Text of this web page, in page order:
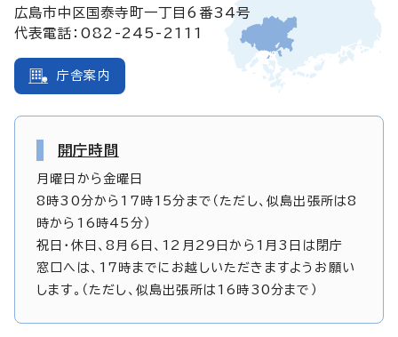
広島市中区国泰寺町一丁目6番34号
代表電話：082-245-2111
庁舎案内
開庁時間
月曜日から金曜日
8時30分から17時15分まで（ただし、似島出張所は8
時から16時45分）
祝日・休日、8月6日、12月29日から1月3日は閉庁
窓口へは、17時までにお越しいただきますようお願い
します。（ただし、似島出張所は16時30分まで）